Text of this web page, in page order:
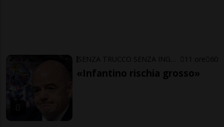
11 ore 60
«Infantino rischia grosso»